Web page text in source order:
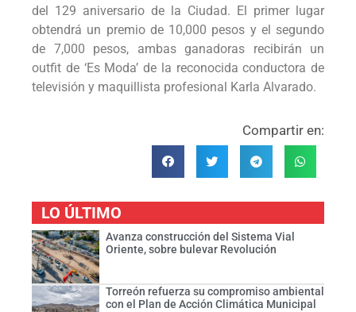
del 129 aniversario de la Ciudad. El primer lugar
obtendrá un premio de 10,000 pesos y el segundo
de 7,000 pesos, ambas ganadoras recibirán un
outfit de ‘Es Moda’ de la reconocida conductora de
televisión y maquillista profesional Karla Alvarado.
Compartir en:
LO ÚLTIMO
Avanza construcción del Sistema Vial
Oriente, sobre bulevar Revolución
Torreón refuerza su compromiso ambiental
con el Plan de Acción Climática Municipal